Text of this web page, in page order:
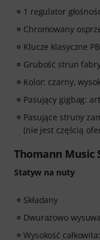
1 regulator
Chromowany
Klucze klasyczne
Grubość strun
Kolor: czarny,
Pasujący gigbag:
Pasujące struny
(nie jest częścią
Thomann Music
Statyw na nuty
Składany
Dwurazowo
Wysokość